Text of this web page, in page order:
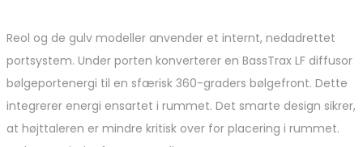
Reol og de gulv modeller anvender et internt, nedadrettet
portsystem. Under porten konverterer en BassTrax LF diffusor
bølgeportenergi til en sfærisk 360-graders bølgefront. Dette
integrerer energi ensartet i rummet. Det smarte design sikrer,
at højttaleren er mindre kritisk over for placering i rummet.